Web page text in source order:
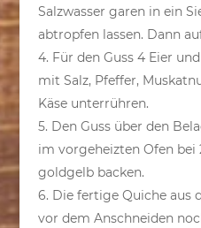
Salzwasser garen in ein
abtropfen lassen. Dann
4. Für den Guss 4 Eier
mit Salz, Pfeffer,
Käse unterrühren.
5. Den Guss über den
im vorgeheizten Ofen bei
goldgelb backen.
6. Die fertige Quiche aus
vor dem Anschneiden